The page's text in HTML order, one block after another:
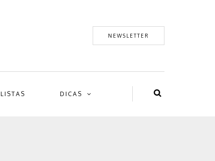
NEWSLETTER
LISTAS DICAS